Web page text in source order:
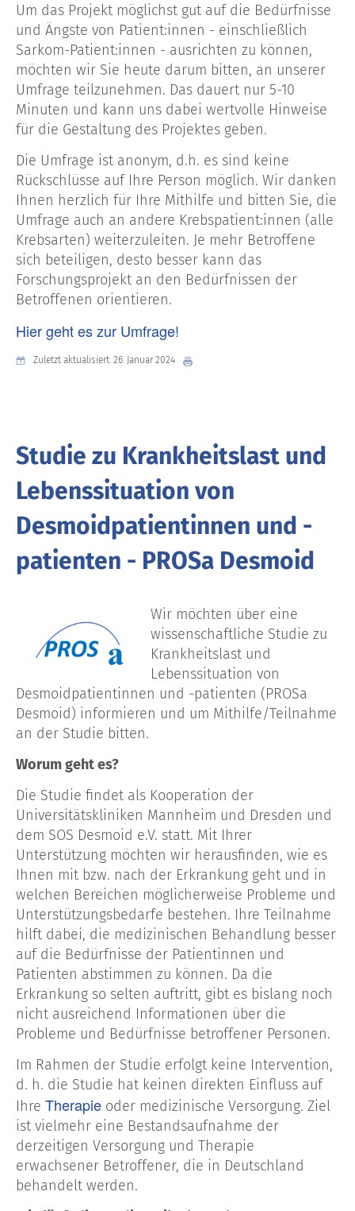
Um das Projekt möglichst gut auf die Bedürfnisse
und Ängste von Patient:innen - einschließlich
Sarkom-Patient:innen - ausrichten zu können,
möchten wir Sie heute darum bitten, an unserer
Umfrage teilzunehmen. Das dauert nur 5-10
Minuten und kann uns dabei wertvolle Hinweise
für die Gestaltung des Projektes geben.
Die Umfrage ist anonym, d.h. es sind keine
Rückschlüsse auf Ihre Person möglich. Wir danken
Ihnen herzlich für Ihre Mithilfe und bitten Sie, die
Umfrage auch an andere Krebspatient:innen (alle
Krebsarten) weiterzuleiten. Je mehr Betroffene
sich beteiligen, desto besser kann das
Forschungsprojekt an den Bedürfnissen der
Betroffenen orientieren.
Hier geht es zur Umfrage!
Zuletzt aktualisiert: 26. Januar 2024
Studie zu Krankheitslast und
Lebenssituation von
Desmoidpatientinnen und -
patienten - PROSa Desmoid
Wir möchten über eine
wissenschaftliche Studie zu
Krankheitslast und
Lebenssituation von
Desmoidpatientinnen und -patienten (PROSa
Desmoid) informieren und um Mithilfe/Teilnahme
an der Studie bitten.
Worum geht es?
Die Studie findet als Kooperation der
Universitätskliniken Mannheim und Dresden und
dem SOS Desmoid e.V. statt. Mit Ihrer
Unterstützung möchten wir herausfinden, wie es
Ihnen mit bzw. nach der Erkrankung geht und in
welchen Bereichen möglicherweise Probleme und
Unterstützungsbedarfe bestehen. Ihre Teilnahme
hilft dabei, die medizinischen Behandlung besser
auf die Bedürfnisse der Patientinnen und
Patienten abstimmen zu können. Da die
Erkrankung so selten auftritt, gibt es bislang noch
nicht ausreichend Informationen über die
Probleme und Bedürfnisse betroffener Personen.
Im Rahmen der Studie erfolgt keine Intervention,
d. h. die Studie hat keinen direkten Einfluss auf
Ihre Therapie oder medizinische Versorgung. Ziel
ist vielmehr eine Bestandsaufnahme der
derzeitigen Versorgung und Therapie
erwachsener Betroffener, die in Deutschland
behandelt werden.